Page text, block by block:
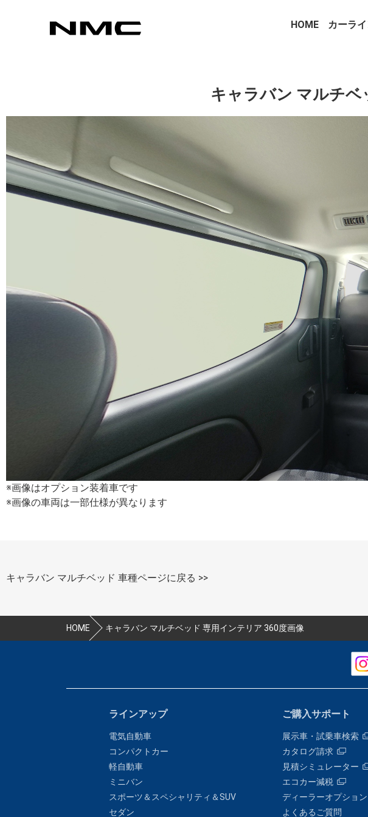
カスタマイズ事業部
HOME カーラ
キャラバン マルチ
※画像はオプション装着車です
※画像の車両は一部仕様が異なります
キャラバン マルチベッド 車種ページに戻る >>
HOME キャラバン マルチベッド 専用インテリア 360度画像
ラインアップ
電気自動車
コンパクトカー
軽自動車
ミニバン
スポーツ＆スペシャリティ＆SUV
セダン
ご購入サポート
展示車・試乗車検索
カタログ請求
見積シミュレーター
エコカー減税
ディーラーオプション
よくあるご質問